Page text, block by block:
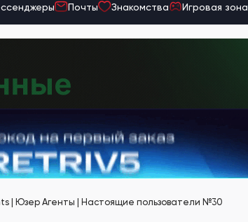
Почты Знакомства Игровая зона
| Юзер Агенты | Настоящие пользователи №30